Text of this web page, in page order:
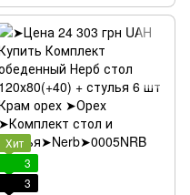
Хит
3
3